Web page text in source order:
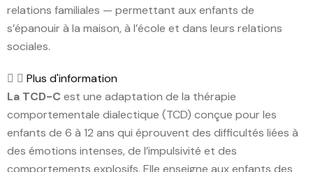
relations familiales — permettant aux enfants de
s’épanouir à la maison, à l’école et dans leurs relations
sociales.
Plus d'information
La TCD-C est une adaptation de la thérapie
comportementale dialectique (TCD) conçue pour les
enfants de 6 à 12 ans qui éprouvent des difficultés liées à
des émotions intenses, de l’impulsivité et des
comportements explosifs. Elle enseigne aux enfants des